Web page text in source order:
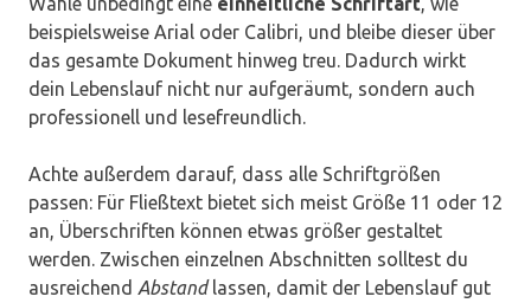
beispielsweise Arial oder Calibri, und bleibe dieser über
das gesamte Dokument hinweg treu. Dadurch wirkt
dein Lebenslauf nicht nur aufgeräumt, sondern auch
professionell und lesefreundlich.
Achte außerdem darauf, dass alle Schriftgrößen
passen: Für Fließtext bietet sich meist Größe 11 oder 12
an, Überschriften können etwas größer gestaltet
werden. Zwischen einzelnen Abschnitten solltest du
ausreichend Abstandlassen, damit der Lebenslauf gut